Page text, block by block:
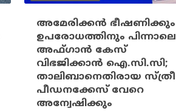
അമേരിക്കന്‍ ഭീഷണിക്കും
ഉപരോധത്തിനും പിന്നാലെ
അഫ്ഗാന്‍ കേസ്
വിഭജിക്കാന്‍ ഐ.സി.സി;
താലിബാനെതിരായ സ്ത്രീ
പീഡനക്കേസ് വേറെ
അന്വേഷിക്കും